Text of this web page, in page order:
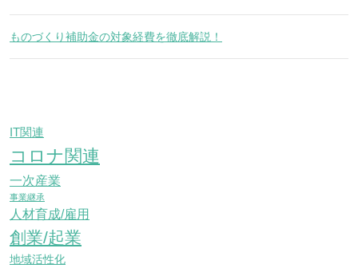
ものづくり補助金の対象経費を徹底解説！
IT関連
コロナ関連
一次産業
事業継承
人材育成/雇用
創業/起業
地域活性化